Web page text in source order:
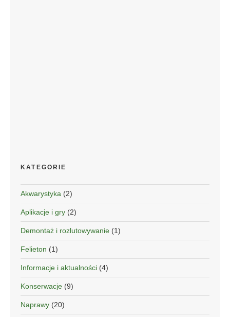
KATEGORIE
Akwarystyka (2)
Aplikacje i gry (2)
Demontaż i rozlutowywanie (1)
Felieton (1)
Informacje i aktualności (4)
Konserwacje (9)
Naprawy (20)